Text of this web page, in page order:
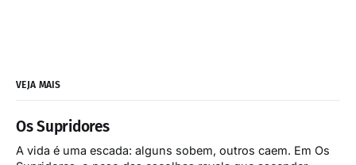
VEJA MAIS
Os Supridores
A vida é uma escada: alguns sobem, outros caem. Em Os